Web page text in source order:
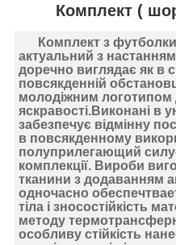
Комплект (
Комплект з
актуальний з
доречно виглядає як в
повсякденній
молодіжним логотипом
яскравості.Виконані в
забезпечує відмінну
в повсякденному
полуприлегающий
комплекції. Вироби
тканини з додаванням
одночасно
тіла і зносостійкість
методу
особливу стійкість